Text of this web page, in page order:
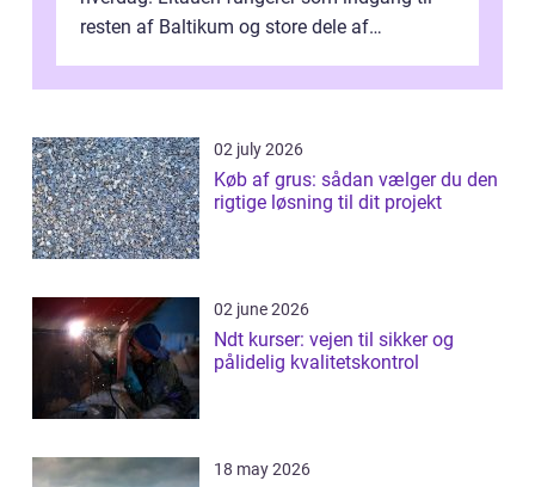
resten af Baltikum og store dele af
02 july 2026
Køb af grus: sådan vælger du den
rigtige løsning til dit projekt
02 june 2026
Ndt kurser: vejen til sikker og
pålidelig kvalitetskontrol
18 may 2026